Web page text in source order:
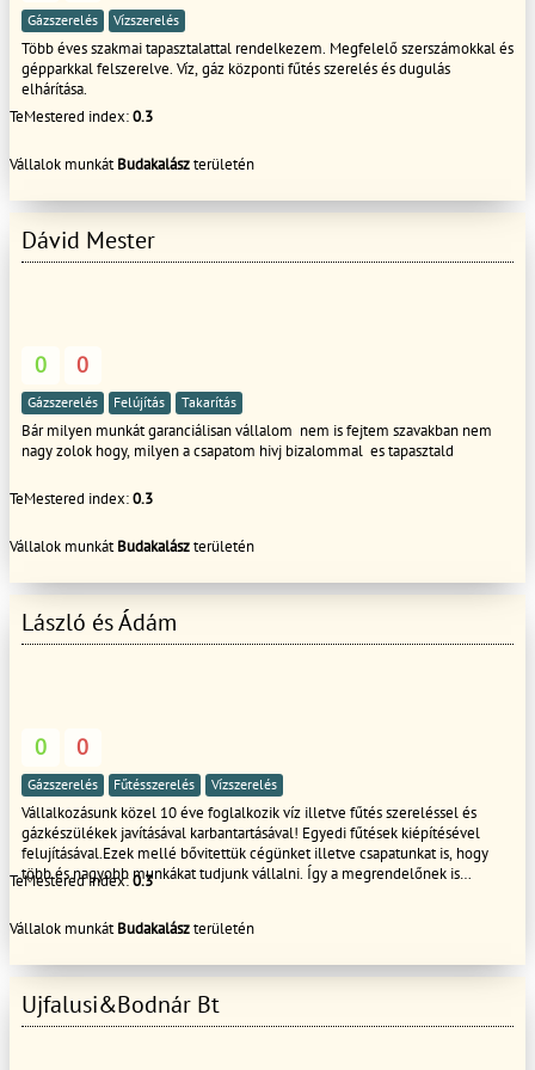
Gázszerelés Vízszerelés
Több éves szakmai tapasztalattal rendelkezem. Megfelelő szerszámokkal és
gépparkkal felszerelve. Víz, gáz központi fűtés szerelés és dugulás
elhárítása.
TeMestered index:0.3
Vállalok munkátBudakalászterületén
Dávid Mester
0 0
Gázszerelés Felújítás Takarítás
Bár milyen munkát garanciálisan vállalom nem is fejtem szavakban nem
nagy zolok hogy, milyen a csapatom hivj bizalommal es tapasztald
TeMestered index:0.3
Vállalok munkátBudakalászterületén
László és Ádám
0 0
Gázszerelés Fűtésszerelés Vízszerelés
Vállalkozásunk közel 10 éve foglalkozik víz illetve fűtés szereléssel és
gázkészülékek javításával karbantartásával! Egyedi fűtések kiépítésével
felujításával.Ezek mellé bővitettük cégünket illetve csapatunkat is, hogy
több és nagyobb munkákat tudjunk vállalni. Így a megrendelőnek is
TeMestered index:0.3
Vállalok munkátBudakalászterületén
Ujfalusi&Bodnár Bt